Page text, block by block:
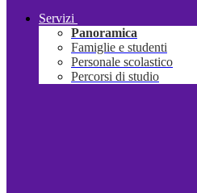
Servizi
Panoramica
Famiglie e studenti
Personale scolastico
Percorsi di studio